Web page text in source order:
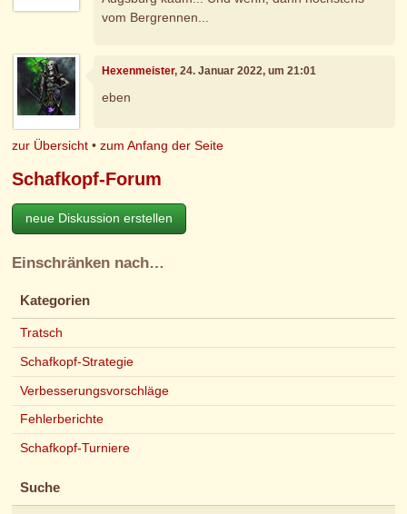
vom Bergrennen...
Hexenmeister, 24. Januar 2022, um 21:01
eben
zur Übersicht •zum Anfang der Seite
Schafkopf-Forum
neue Diskussion erstellen
Einschränken nach…
Kategorien
Tratsch
Schafkopf-Strategie
Verbesserungsvorschläge
Fehlerberichte
Schafkopf-Turniere
Suche